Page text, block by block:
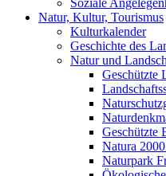
Soziale
Natur, Kultur, Tourismus
Kulturkalender
Geschichte des
Natur und
Geschützte
Geschützte
Natura
Naturpark